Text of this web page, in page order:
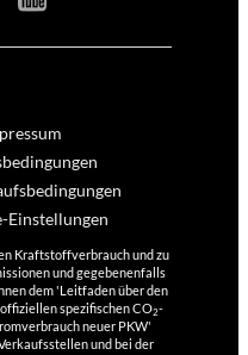
Einstellungen
Kraftstoffverbrauch und zu
und gegebenenfalls
dem 'Leitfaden über den
spezifischen CO2-
neuer PKW'
und bei der